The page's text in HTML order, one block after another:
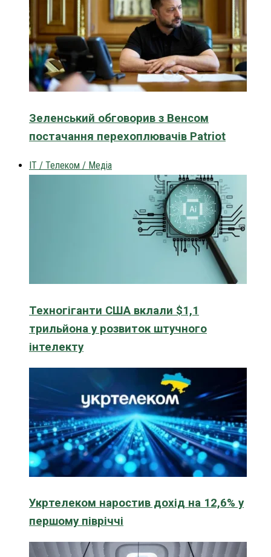
Зеленський обговорив з Венсом
постачання перехоплювачів Patriot
IT / Телеком / Медіа
Техногіганти США вклали $1,1
трильйона у розвиток штучного
інтелекту
Укртелеком наростив дохід на 12,6% у
першому півріччі